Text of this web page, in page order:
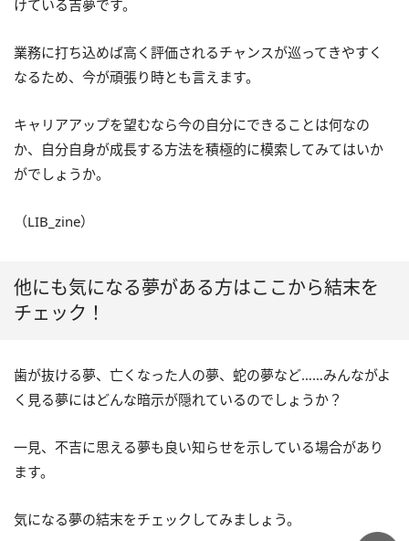
けている吉夢です。
業務に打ち込めば高く評価されるチャンスが巡ってきやすく
なるため、今が頑張り時とも言えます。
キャリアアップを望むなら今の自分にできることは何なの
か、自分自身が成長する方法を積極的に模索してみてはいか
がでしょうか。
（LIB_zine）
他にも気になる夢がある方はここから結末を
チェック！
歯が抜ける夢、亡くなった人の夢、蛇の夢など……みんながよ
く見る夢にはどんな暗示が隠れているのでしょうか？
一見、不吉に思える夢も良い知らせを示している場合があり
ます。
気になる夢の結末をチェックしてみましょう。